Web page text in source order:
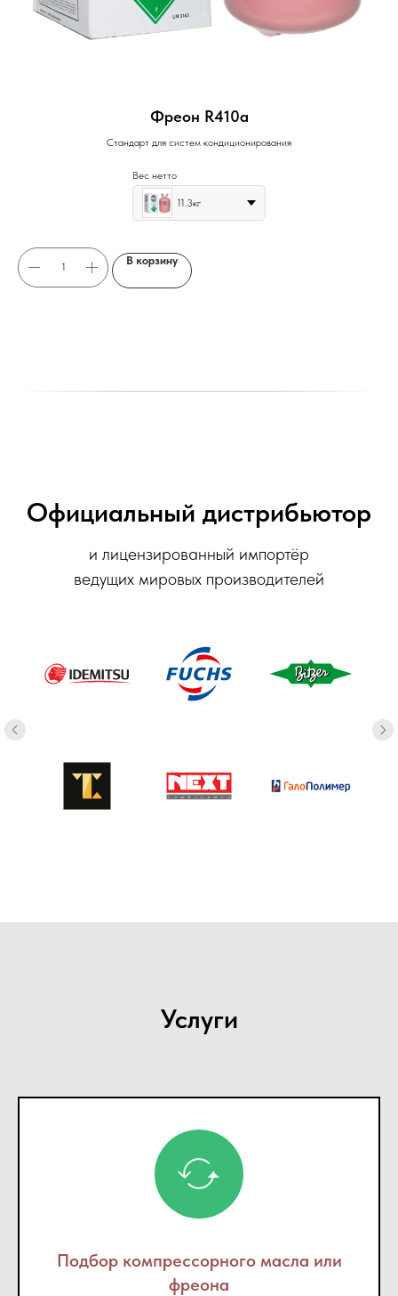
Фреон R410a
Стандарт для систем кондиционирования
Вес нетто
11.3кг
В корзину
Официальный дистрибьютор
и лицензированный импортёр
ведущих мировых производителей
Услуги
Подбор компрессорного масла или
фреона